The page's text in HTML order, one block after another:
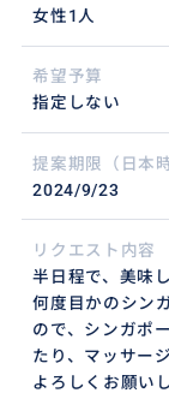
女性1人
希望予算
指定しない
提案期限（日本
2024/9/23
リクエスト内容
半日程で、美味
何度目かのシン
ので、シンガポ
たり、マッサー
よろしくお願い